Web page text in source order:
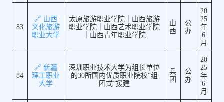
83
🔗 山西
文化旅游
职业大学
太原旅游职业学院｜山西旅游
职业学院｜山西艺术职业学院
｜山西青年职业学院
山
西
公
办
20
25
年
6
月
84
🔗 新疆
理工职业
大学
深圳职业技术大学为组长单位
的30所国内优质职业院校“组
团式”援建
兵
团
公
办
20
25
年
6
月